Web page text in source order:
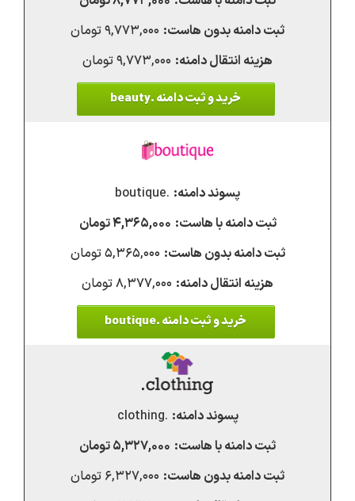
۹,۷۷۳,۰۰۰ تومان
۹,۷۷۳,۰۰۰ تومان
خرید و ثبت دامنه .beauty
.boutique
۴,۳۶۵,۰۰۰ تومان
۵,۳۶۵,۰۰۰ تومان
۸,۳۷۷,۰۰۰ تومان
خرید و ثبت دامنه .boutique
.clothing
۵,۳۲۷,۰۰۰ تومان
۶,۳۲۷,۰۰۰ تومان